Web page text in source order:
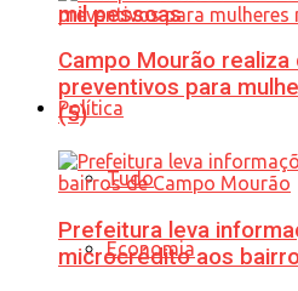
mil pessoas
Política
Tudo
Economia
Campo Mourão
preventivos para
(5)
Prefeitura leva
microcrédito aos